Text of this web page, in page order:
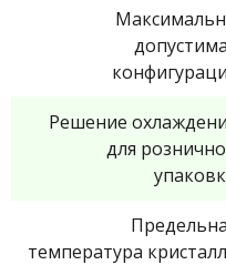
Решение
для
температура